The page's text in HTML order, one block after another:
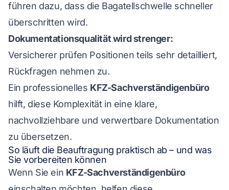
führen dazu, dass die Bagatellschwelle schneller
überschritten wird.
Dokumentationsqualität wird strenger:
Versicherer prüfen Positionen teils sehr detailliert,
Rückfragen nehmen zu.
Ein professionelles KFZ-Sachverständigenbüro
hilft, diese Komplexität in eine klare,
nachvollziehbare und verwertbare Dokumentation
zu übersetzen.
So läuft die Beauftragung praktisch ab – und was
Sie vorbereiten können
Wenn Sie ein KFZ-Sachverständigenbüro